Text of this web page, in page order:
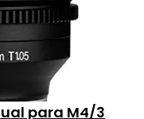
para M4/3